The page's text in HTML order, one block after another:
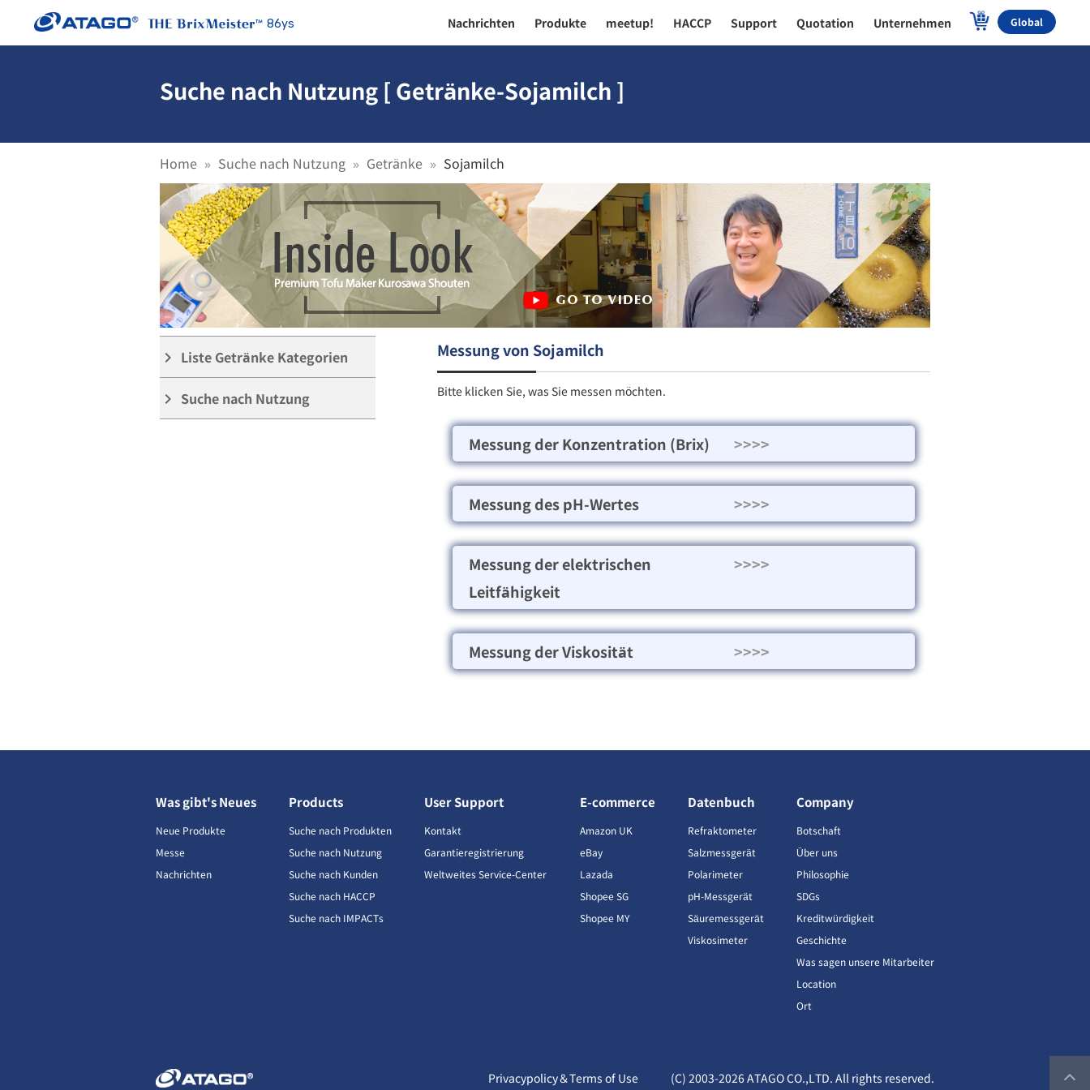
86ys Nachrichten Produkte meetup! HACCP Support Quotation Unternehmen Global
Suche nach Nutzung [ Getränke-Sojamilch ]
Home Suche nach Nutzung Getränke Sojamilch
keyboard_arrow_right Liste Getränke Kategorien
keyboard_arrow_right Suche nach Nutzung
Messung von Sojamilch
Bitte klicken Sie, was Sie messen möchten.
Messung der Konzentration (Brix) >>>>
Messung des pH-Wertes >>>>
Messung der elektrischen
Leitfähigkeit
>>>>
Messung der Viskosität >>>>
Was gibt's Neues
Neue Produkte
Messe
Nachrichten
Products
Suche nach Produkten
Suche nach Nutzung
Suche nach Kunden
Suche nach HACCP
Suche nach IMPACTs
User Support
Kontakt
Garantieregistrierung
Weltweites Service-Center
E-commerce
Amazon UK
eBay
Lazada
Shopee SG
Shopee MY
Datenbuch
Refraktometer
Salzmessgerät
Polarimeter
pH-Messgerät
Säuremessgerät
Viskosimeter
Company
Botschaft
Über uns
Philosophie
SDGs
Kreditwürdigkeit
Geschichte
Was sagen unsere Mitarbeiter
Location
Ort
Privacypolicy＆Terms of Use (C) 2003-2026 ATAGO CO.,LTD. All rights reserved.